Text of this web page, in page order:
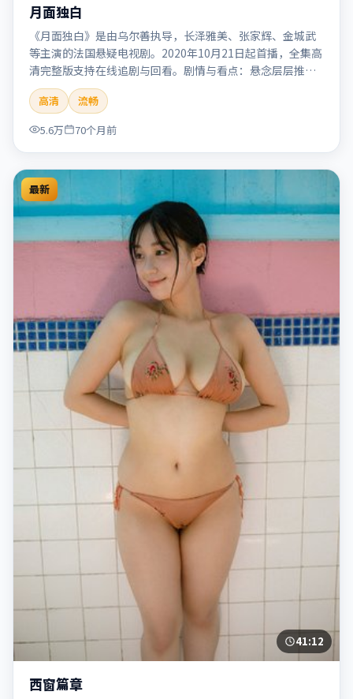
月面独白
《月面独白》是由乌尔善执导，长泽雅美、张家辉、金城武
等主演的法国悬疑电视剧。2020年10月21日起首播，全集高
清完整版支持在线追剧与回看。剧情与看点：悬念层层推
进，线索相互勾连，结局出人意料，适合推理爱好者。本片
适合检索「月面独白」「乌尔善」「悬疑」「法国」
「2020」「2020-10-21上映」等关键词的影迷阅读简介与主
创信息。
高清
流畅
5.6万
70个月前
最新
41:12
西窗篇章